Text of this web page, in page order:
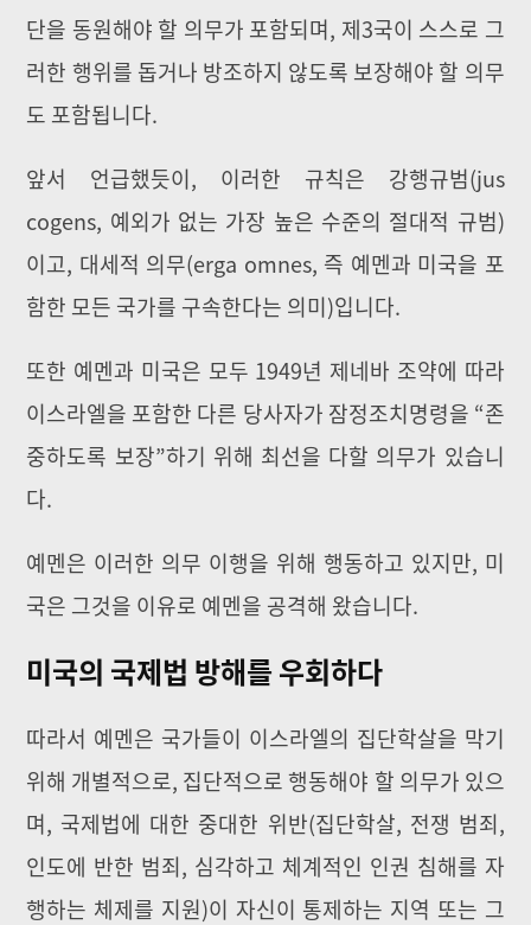
단을 동원해야 할 의무가 포함되며, 제3국이 스스로 그
러한 행위를 돕거나 방조하지 않도록 보장해야 할 의무
도 포함됩니다.
앞서 언급했듯이, 이러한 규칙은 강행규범(jus
cogens, 예외가 없는 가장 높은 수준의 절대적 규범)
이고, 대세적 의무(erga omnes, 즉 예멘과 미국을 포
함한 모든 국가를 구속한다는 의미)입니다.
또한 예멘과 미국은 모두 1949년 제네바 조약에 따라
이스라엘을 포함한 다른 당사자가 잠정조치명령을 “존
중하도록 보장”하기 위해 최선을 다할 의무가 있습니
다.
예멘은 이러한 의무 이행을 위해 행동하고 있지만, 미
국은 그것을 이유로 예멘을 공격해 왔습니다.
미국의 국제법 방해를 우회하다
따라서 예멘은 국가들이 이스라엘의 집단학살을 막기
위해 개별적으로, 집단적으로 행동해야 할 의무가 있으
며, 국제법에 대한 중대한 위반(집단학살, 전쟁 범죄,
인도에 반한 범죄, 심각하고 체계적인 인권 침해를 자
행하는 체제를 지원)이 자신이 통제하는 지역 또는 그